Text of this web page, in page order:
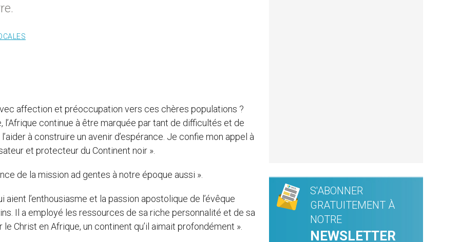
affection et préoccupation vers ces chères populations ?
continue à être marquée par tant de difficultés et de
à construire un avenir d’espérance. Je confie mon appel à
et protecteur du Continent noir ».
de la mission ad gentes à notre époque aussi ».
l’enthousiasme et la passion apostolique de l’évêque
Il a employé les ressources de sa riche personnalité et de sa
Christ en Afrique, un continent qu’il aimait profondément ».
S'ABONNER
GRATUITEMENT À
NOTRE
NEWSLETTER